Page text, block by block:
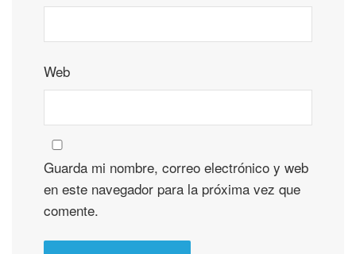
Web
Guarda mi nombre, correo electrónico y web
en este navegador para la próxima vez que
comente.